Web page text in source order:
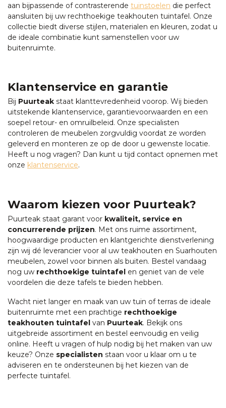
aan bijpassende of contrasterende tuinstoelen die perfect
aansluiten bij uw rechthoekige teakhouten tuintafel. Onze
collectie biedt diverse stijlen, materialen en kleuren, zodat u
de ideale combinatie kunt samenstellen voor uw
buitenruimte.
Klantenservice en garantie
Bij Puurteak staat klanttevredenheid voorop. Wij bieden
uitstekende klantenservice, garantievoorwaarden en een
soepel retour- en omruilbeleid. Onze specialisten
controleren de meubelen zorgvuldig voordat ze worden
geleverd en monteren ze op de door u gewenste locatie.
Heeft u nog vragen? Dan kunt u tijd contact opnemen met
onze klantenservice.
Waarom kiezen voor Puurteak?
Puurteak staat garant voor kwaliteit, service en
concurrerende prijzen. Met ons ruime assortiment,
hoogwaardige producten en klantgerichte dienstverlening
zijn wij dé leverancier voor al uw teakhouten en Suarhouten
meubelen, zowel voor binnen als buiten. Bestel vandaag
nog uw rechthoekige tuintafel en geniet van de vele
voordelen die deze tafels te bieden hebben.
Wacht niet langer en maak van uw tuin of terras de ideale
buitenruimte met een prachtige rechthoekige
teakhouten tuintafel van Puurteak. Bekijk ons
uitgebreide assortiment en bestel eenvoudig en veilig
online. Heeft u vragen of hulp nodig bij het maken van uw
keuze? Onze specialisten staan voor u klaar om u te
adviseren en te ondersteunen bij het kiezen van de
perfecte tuintafel.